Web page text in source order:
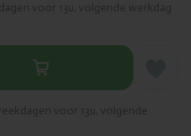
voor 13u, volgende werkdag
voor 13u, volgende